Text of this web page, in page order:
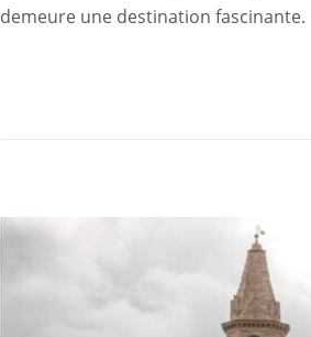
demeure une destination fascinante.